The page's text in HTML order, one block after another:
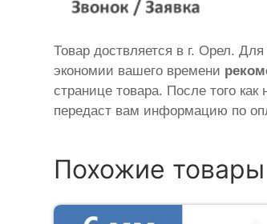
Товар доствляется в г. Орел. Для
экономии вашего времени
странице товара. После того
передаст вам информацию по
Похожие товары